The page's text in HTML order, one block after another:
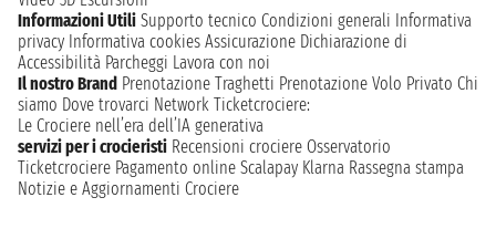
Informazioni Utili Supporto tecnico Condizioni generali Informativa
privacy Informativa cookies Assicurazione Dichiarazione di
Accessibilità Parcheggi Lavora con noi
Il nostro Brand Prenotazione Traghetti Prenotazione Volo Privato Chi
siamo Dove trovarci Network Ticketcrociere:
Le Crociere nell’era dell’IA generativa
servizi per i crocieristi Recensioni crociere Osservatorio
Ticketcrociere Pagamento online Scalapay Klarna Rassegna stampa
Notizie e Aggiornamenti Crociere